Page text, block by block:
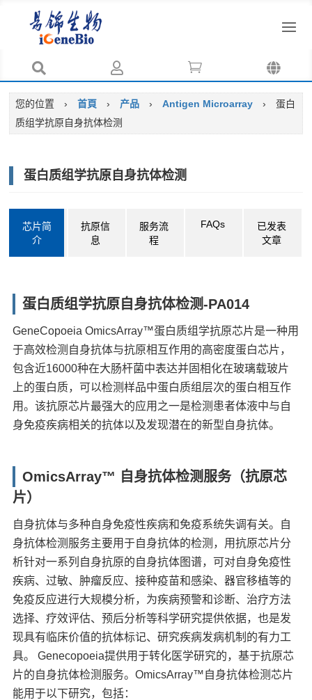
   
您的位置 › 首頁 › 产品 › Antigen Microarray ›
蛋白
质组学抗原自身抗体检测
蛋白质组学抗原自身抗体检测
芯片简
介
抗原信
息
服务流
程
FAQs
已发表
文章
蛋白质组学抗原自身抗体检测-PA014
GeneCopoeia OmicsArray™蛋白质组学抗原芯片是一种用
于高效检测自身抗体与抗原相互作用的高密度蛋白芯片，
包含近16000种在大肠杆菌中表达并固相化在玻璃载玻片
上的蛋白质，可以检测样品中蛋白质组层次的蛋白相互作
用。该抗原芯片最强大的应用之一是检测患者体液中与自
身免疫疾病相关的抗体以及发现潜在的新型自身抗体。
OmicsArray™ 自身抗体检测服务（抗原芯
片）
自身抗体与多种自身免疫性疾病和免疫系统失调有关。自
身抗体检测服务主要用于自身抗体的检测，用抗原芯片分
析针对一系列自身抗原的自身抗体图谱，可对自身免疫性
疾病、过敏、肿瘤反应、接种疫苗和感染、器官移植等的
免疫反应进行大规模分析，为疾病预警和诊断、治疗方法
选择、疗效评估、预后分析等科学研究提供依据，也是发
现具有临床价值的抗体标记、研究疾病发病机制的有力工
具。 Genecopoeia提供用于转化医学研究的，基于抗原芯
片的自身抗体检测服务。OmicsArray™自身抗体检测芯片
能用于以下研究，包括：